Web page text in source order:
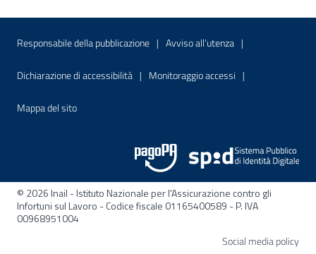
Menu di servizio
Responsabile della pubblicazione Sito interno - Apre in una nuova
Avviso all’utenza Sito interno -
Dichiarazione di accessibilità Sito interno - Apre in una nuova finestra
Monitoraggio accessi Sito interno -
Mappa del sitoSito interno - Apre nella stessa finestra
© 2026 Inail - Istituto Nazionale per l'Assicurazione contro gli
Infortuni sul Lavoro - Codice fiscale 01165400589 - P. IVA
00968951004
Social media policy